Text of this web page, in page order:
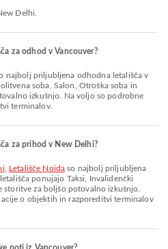
Delhi.
za odhod v Vancouver?
najbolj priljubljena odhodna letališča v
soba, Salon, Otroška soba in
izkušnjo. Na voljo so podrobne
terminalov.
za prihod v New Delhi?
Letališče Noida so najbolj priljubljena
ponujajo Taksi, Invalidenčki
storitve za boljšo potovalno izkušnjo.
o objektih in razporeditvi terminalov